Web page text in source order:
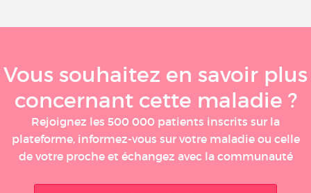
Vous souhaitez en savoir plus
concernant cette maladie ?
Rejoignez les 500 000 patients inscrits sur la
plateforme, informez-vous sur votre maladie ou celle
de votre proche et échangez avec la communauté